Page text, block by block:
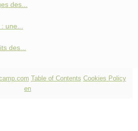
des...
une...
des...
Table of Contents Cookies Policy
en